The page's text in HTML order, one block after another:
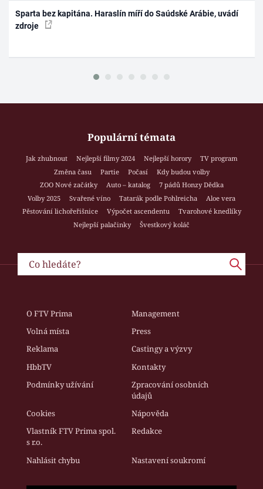
Sparta bez kapitána. Haraslín míří do Saúdské Arábie, uvádí
zdroje
Populární témata
Jak zhubnout Nejlepší filmy 2024 Nejlepší horory
TV program
Změna času
Partie Počasí
Kdy budou volby
ZOO Nové začátky
Auto – katalog
7 pádů Honzy Dědka
Volby 2025
Svařené víno Tatarák podle Pohlreicha
Aloe vera
Pěstování lichořeřišnice
Výpočet ascendentu
Tvarohové knedlíky
Nejlepší palačinky
Švestkový koláč
O FTV Prima
Management
Volná místa
Press
Reklama
Castingy a výzvy
HbbTV
Kontakty
Podmínky užívání
Zpracování osobních
údajů
Cookies
Nápověda
Vlastník FTV Prima spol.
s r.o.
Redakce
Nahlásit chybu Nastavení soukromí